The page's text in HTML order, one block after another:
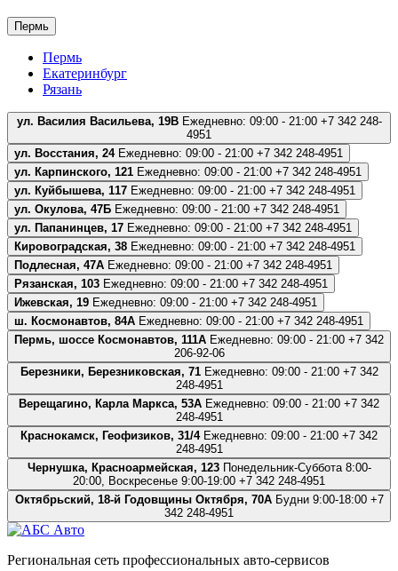
Пермь
Пермь
Екатеринбург
Рязань
ул. Василия Васильева, 19ВЕжедневно: 09:00 - 21:00+7 342 248-
4951
ул. Восстания, 24Ежедневно: 09:00 - 21:00 +7 342 248-4951
ул. Карпинского, 121 Ежедневно: 09:00 - 21:00 +7 342 248-4951
ул. Куйбышева, 117 Ежедневно: 09:00 - 21:00 +7 342 248-4951
ул. Окулова, 47Б Ежедневно: 09:00 - 21:00 +7 342 248-4951
ул. Папанинцев, 17 Ежедневно: 09:00 - 21:00 +7 342 248-4951
Кировоградская, 38 Ежедневно: 09:00 - 21:00 +7 342 248-4951
Подлесная, 47А Ежедневно: 09:00 - 21:00 +7 342 248-4951
Рязанская, 103 Ежедневно: 09:00 - 21:00 +7 342 248-4951
Ижевская, 19 Ежедневно: 09:00 - 21:00 +7 342 248-4951
ш. Космонавтов, 84А Ежедневно: 09:00 - 21:00 +7 342 248-4951
Пермь, шоссе Космонавтов, 111А Ежедневно: 09:00 - 21:00 +7 342
206-92-06
Березники, Березниковская, 71Ежедневно: 09:00 - 21:00+7 342
248-4951
Верещагино, Карла Маркса, 53А Ежедневно: 09:00 - 21:00 +7 342
248-4951
Краснокамск, Геофизиков, 31/4Ежедневно: 09:00 - 21:00 +7 342
248-4951
Чернушка, Красноармейская, 123Понедельник-Суббота 8:00-
20:00, Воскресенье 9:00-19:00 +7 342 248-4951
Октябрьский, 18-й Годовщины Октября, 70АБудни 9:00-18:00+7
342 248-4951
Региональная сеть профессиональных авто-сервисов